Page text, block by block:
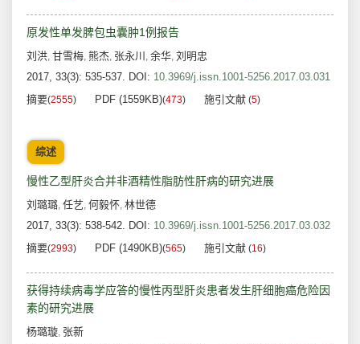
原发性单发脾包虫囊肿1例报告
刘洪, 甘雪梅, 熊杰, 张永川 , 余华, 刘明忠
2017, 33(3): 535-537. DOI: 10.3969/j.issn.1001-5256.2017.03.031
摘要(2555) PDF (1559KB)(473) 施引文献 (5)
综述
慢性乙型肝炎合并非酒精性脂肪性肝病的研究进展
刘璐璐, 任艺, 何毅怀, 林世德
2017, 33(3): 538-542. DOI: 10.3969/j.issn.1001-5256.2017.03.032
摘要(2993) PDF (1490KB)(565) 施引文献 (16)
获得持续病毒学应答的慢性丙型肝炎患者发生肝细胞癌危险因
素的研究进展
杨璐璇, 张新